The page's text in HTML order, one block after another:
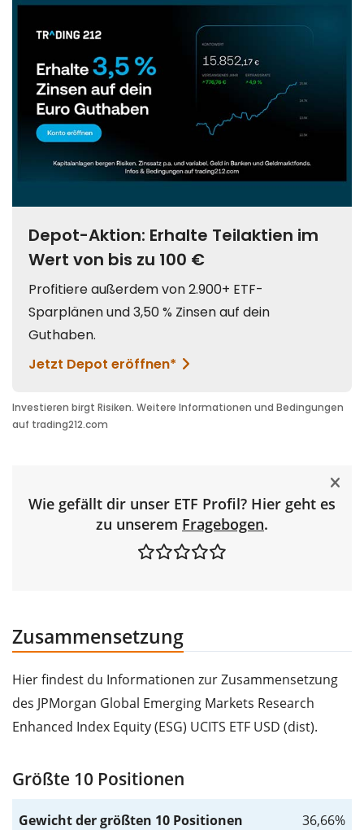
Wie gefällt dir unser ETF Profil? Hier geht es
zu unserem Fragebogen.
Zusammensetzung
Hier findest du Informationen zur Zusammensetzung
des JPMorgan Global Emerging Markets Research
Enhanced Index Equity (ESG) UCITS ETF USD (dist).
Größte 10 Positionen
Gewicht der größten 10 Positionen
36,66%